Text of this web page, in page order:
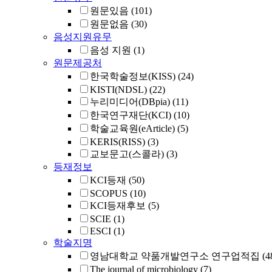
원문있음 (101)
원문없음 (30)
음성지원유무
음성 지원 (1)
원문제공처
한국학술정보(KISS) (24)
KISTI(NDSL) (22)
누리미디어(DBpia) (11)
한국연구재단(KCI) (10)
학술교육원(eArticle) (5)
KERIS(RISS) (3)
교보문고(스콜라) (3)
등재정보
KCI등재 (50)
SCOPUS (10)
KCI등재후보 (5)
SCIE (1)
ESCI (1)
학술지명
영남대학교 약품개발연구소 연구업적집
The journal of microbiology (7)